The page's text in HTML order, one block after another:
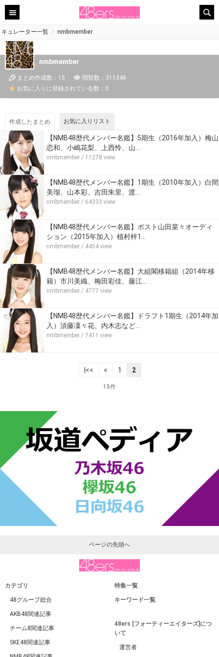
キュレーター一覧 nmbmember
nmbmember
まとめ作成数：15
閲覧数：311348
お気に入りに登録されている数：0
作成したまとめ お気に入りリスト
【NMB48歴代メンバー名鑑】5期生（2016年加入）梅山
恋和、小嶋花梨、上西怜、山…
nmbmember / 11278 view
【NMB48歴代メンバー名鑑】1期生（2010年加入）白間
美瑠、山本彩、吉田朱里、渡…
nmbmember / 64333 view
【NMB48歴代メンバー名鑑】ポスト山田菜々オーディ
ション（2015年加入）植村梓1…
nmbmember / 4454 view
【NMB48歴代メンバー名鑑】大組閣移籍組（2014年移
籍）市川美織、梅田彩佳、藤江…
nmbmember / 4777 view
【NMB48歴代メンバー名鑑】ドラフト1期生（2014年加
入）須藤凜々花、内木志など…
nmbmember / 7411 view
|<< < 1 2
15件
ページの先頭へ
カテゴリ
48グループ総合
AKB48関連記事
チーム8関連記事
SKE48関連記事
特集一覧
キーワード一覧
48ers [フォーティーエイターズ]につ
いて
運営者